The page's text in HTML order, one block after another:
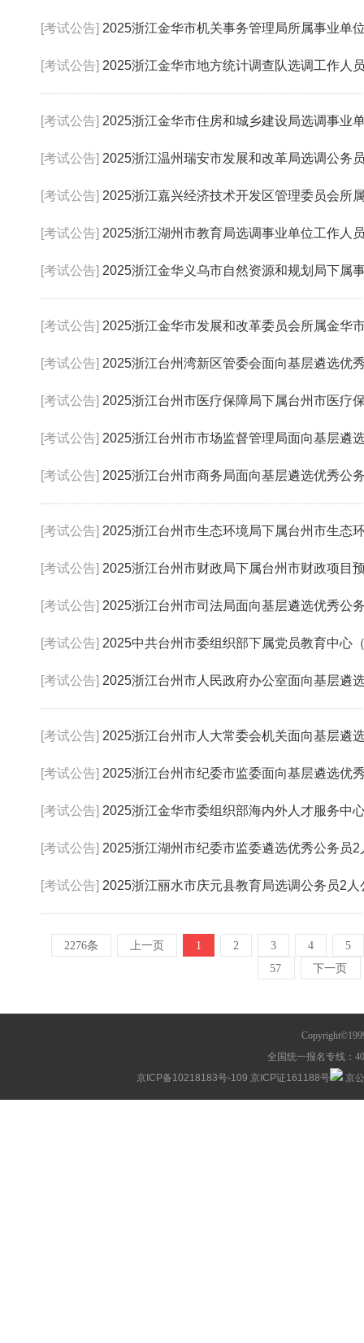
[考试公告] 2025浙江金华市机关事务管理局所属事业单
[考试公告] 2025浙江金华市地方统计调查队选调工作人
[考试公告] 2025浙江金华市住房和城乡建设局选调事业
[考试公告] 2025浙江温州瑞安市发展和改革局选调公务
[考试公告] 2025浙江嘉兴经济技术开发区管理委员会所属事业
[考试公告] 2025浙江湖州市教育局选调事业单位工作人
[考试公告] 2025浙江金华义乌市自然资源和规划局下属事业
[考试公告] 2025浙江金华市发展和改革委员会所属金华市价
[考试公告] 2025浙江台州湾新区管委会面向基层遴选优
[考试公告] 2025浙江台州市医疗保障局下属台州市医疗保险服
[考试公告] 2025浙江台州市市场监督管理局面向基层遴
[考试公告] 2025浙江台州市商务局面向基层遴选优秀公
[考试公告] 2025浙江台州市生态环境局下属台州市生态环境保
[考试公告] 2025浙江台州市财政局下属台州市财政项目预算审
[考试公告] 2025浙江台州市司法局面向基层遴选优秀公
[考试公告] 2025中共台州市委组织部下属党员教育中心（干部
[考试公告] 2025浙江台州市人民政府办公室面向基层遴
[考试公告] 2025浙江台州市人大常委会机关面向基层遴
[考试公告] 2025浙江台州市纪委市监委面向基层遴选优
[考试公告] 2025浙江金华市委组织部海内外人才服务中
[考试公告] 2025浙江湖州市纪委市监委遴选优秀公务员2
[考试公告] 2025浙江丽水市庆元县教育局选调公务员2人
2276条 上一页 1 2 3 4
5
57
下一页
全国统一报名专线：
京ICP备10218183号-109 京ICP证161188号 京